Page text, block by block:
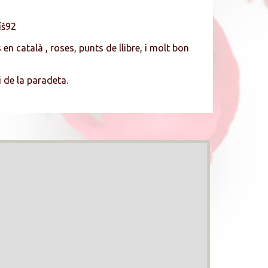
català , roses, punts de llibre, i molt bon
la paradeta.